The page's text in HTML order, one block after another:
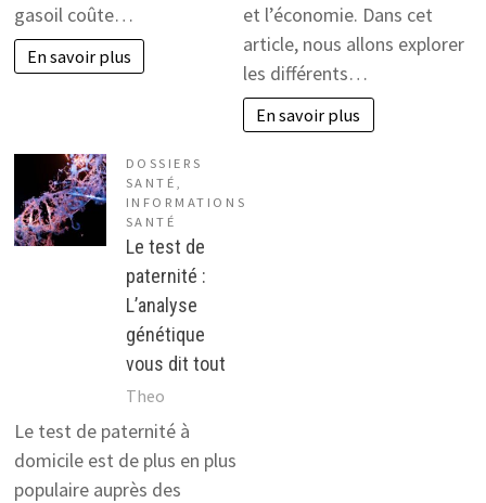
gasoil coûte…
En savoir plus
et l’économie. Dans cet
article, nous allons explorer
les différents…
En savoir plus
DOSSIERS
SANTÉ ,
INFORMATIONS
SANTÉ
Le test de
paternité :
L’analyse
génétique
vous dit tout
Theo
Le test de paternité à
domicile est de plus en plus
populaire auprès des